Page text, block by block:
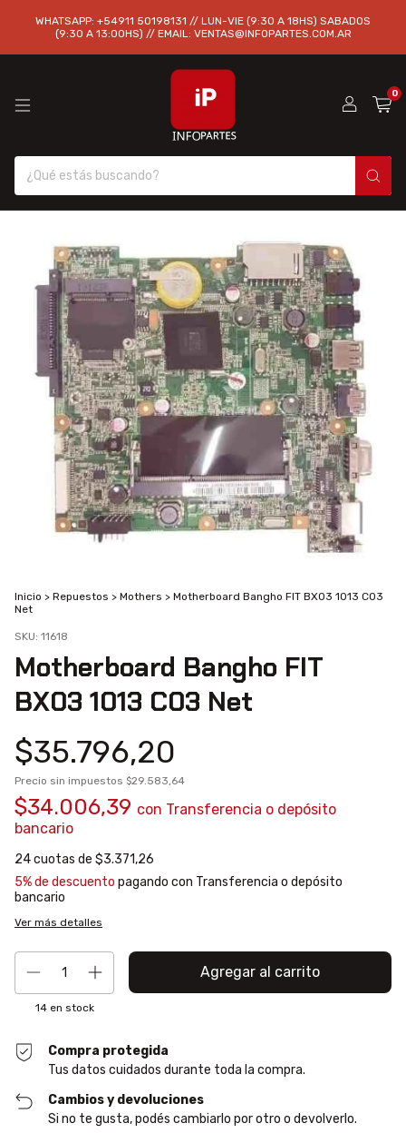
WHATSAPP: +54911 50198131 // LUN-VIE (9:30 A 18HS) SABADOS
(9:30 A 13:00HS) // EMAIL: VENTAS@INFOPARTES.COM.AR
0
Inicio > Repuestos > Mothers > Motherboard Bangho FIT BX03 1013 C03
Net
SKU: 11618
Motherboard Bangho FIT
BX03 1013 C03 Net
$35.796,20
Precio sin impuestos $29.583,64
$34.006,39 con Transferencia o depósito
bancario
24cuotas de $3.371,26
5% de descuento pagando con Transferencia o depósito
bancario
Ver más detalles
14en stock
Compra protegida
Tus datos cuidados durante toda la compra.
Cambios y devoluciones
Si no te gusta, podés cambiarlo por otro o devolverlo.